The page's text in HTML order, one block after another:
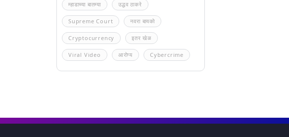
म्हाडाच्या बातम्या उद्धव ठाकरे
Supreme Court नवरा बायको
Cryptocurrency इतर खेळ
Viral Video आरोग्य Cybercrime